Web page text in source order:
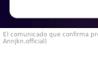
El comunicado que confirma
Annjkn.official)